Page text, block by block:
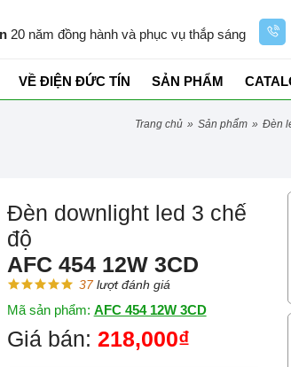
20 năm đồng hành và phục vụ thắp sáng
VỀ ĐIỆN ĐỨC TÍN SẢN PHẨM
trang chủ » sản phẩm » đèn
Đèn downlight led 3 chế
độ
AFC 454 12W 3CD
37lượt đánh giá
Mã sản phẩm: AFC 454 12W 3CD
Giá bán: 218,000₫